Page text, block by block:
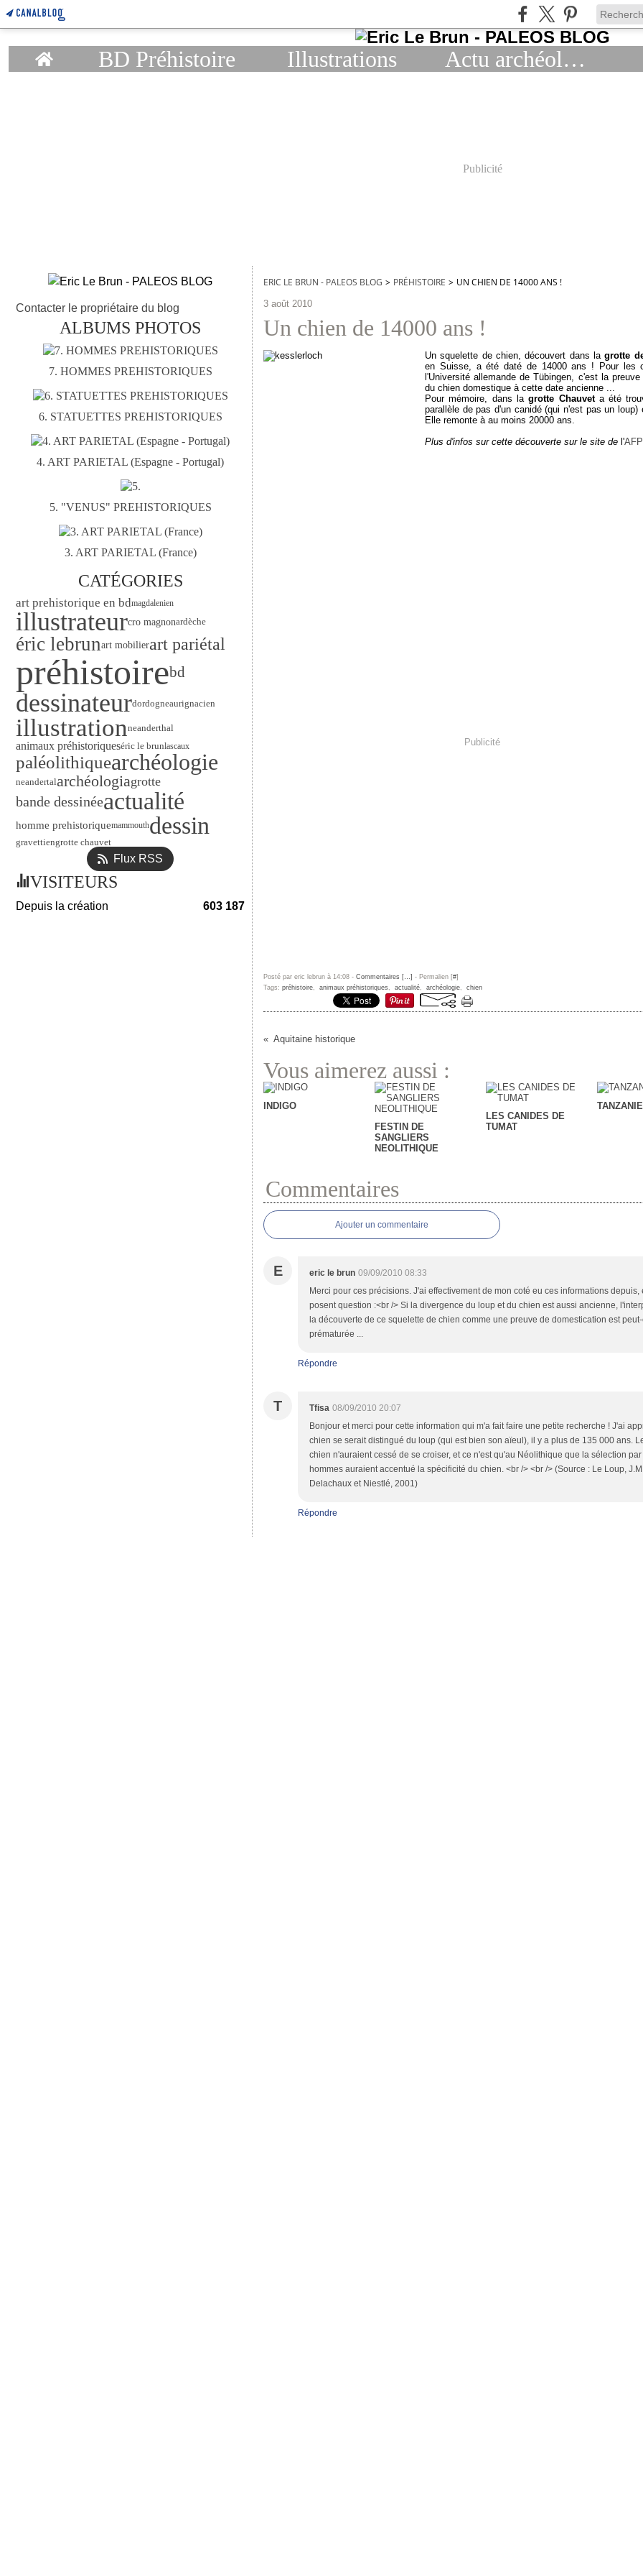
Home BD Préhistoire Illustrations Actu archéologie
Publicité
Contacter le propriétaire du blog
ALBUMS PHOTOS
7. HOMMES PREHISTORIQUES
6. STATUETTES PREHISTORIQUES
4. ART PARIETAL (Espagne - Portugal)
5. "VENUS" PREHISTORIQUES
3. ART PARIETAL (France)
CATÉGORIES
art prehistorique en bdmagdalenien
illustrateurcro magnonardèche
éric lebrunart mobilierart pariétal
préhistoirebd
dessinateurdordogneaurignacien
illustrationneanderthal
animaux préhistoriqueséric le brunlascaux
paléolithiquearchéologie
neandertalarchéologiagrotte
bande dessinéeactualité
homme prehistoriquemammouthdessin
gravettiengrotte chauvet
Flux RSS
VISITEURS
Depuis la création 603 187
ERIC LE BRUN - PALEOS BLOG > PRÉHISTOIRE > UN CHIEN DE 14000 ANS !
3 août 2010
Un chien de 14000 ans !
Un squelette de chien, découvert dans lagrotte
en Suisse, a été daté de 14000 ans ! Pour les
l'Université allemande de Tübingen, c'est la
du chien domestique à cette date ancienne ...
Pour mémoire, dans lagrotte Chauvet a été
parallèle de pas d'un canidé (qui n'est pas un loup)
Elle remonte à au moins 20000 ans.
Plus d'infos sur cette découverte sur le site de l'AFP
Publicité
Posté par eric lebrun à 14:08 - Commentaires […] - Permalien [#]
Tags: préhistoire, animaux préhistoriques , actualité, archéologie, chien
Aquitaine historique
Vous aimerez aussi :
INDIGO
FESTIN DE
SANGLIERS
NEOLITHIQUE
LES CANIDES DE
TUMAT
TANZANIE
Commentaires
Ajouter un commentaire
E eric le brun 09/09/2010 08:33
Merci pour ces précisions. J'ai effectivement de mon coté eu ces informations depuis,
posent question :<br /> Si la divergence du loup et du chien est aussi ancienne,
la découverte de ce squelette de chien comme une preuve de domestication est
prématurée ...
Répondre
T Tfisa 08/09/2010 20:07
Bonjour et merci pour cette information qui m'a fait faire une petite recherche ! J'ai
chien se serait distingué du loup (qui est bien son aïeul), il y a plus de 135 000 ans.
chien n'auraient cessé de se croiser, et ce n'est qu'au Néolithique que la sélection
hommes auraient accentué la spécificité du chien. <br /> <br /> (Source : Le Loup,
Delachaux et Niestlé, 2001)
Répondre